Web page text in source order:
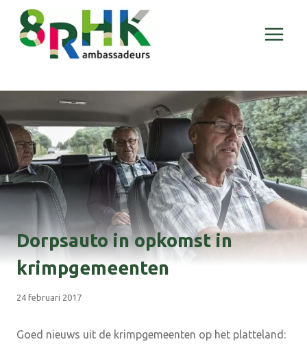
Doorgaan
naar
inhoud
Dorpsauto in opkomst in
krimpgemeenten
24 februari 2017
Goed nieuws uit de krimpgemeenten op het platteland: